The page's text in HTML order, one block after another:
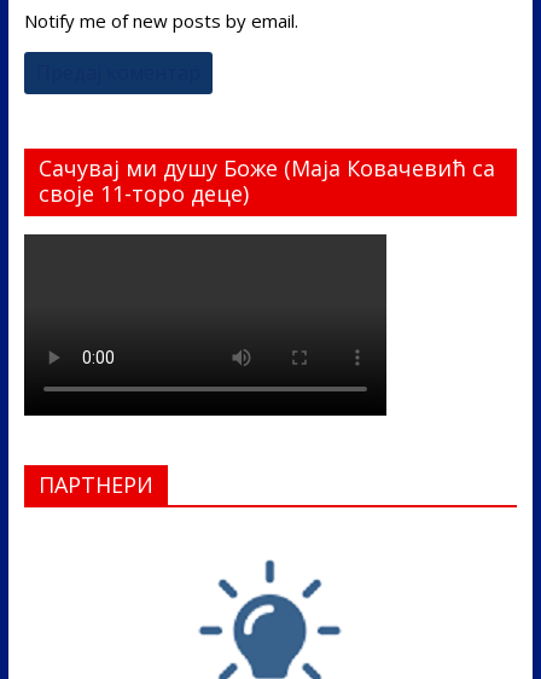
Notify me of new posts by email.
Сачувај ми душу Боже (Маја Ковачевић са
своје 11-торо деце)
ПАРТНЕРИ